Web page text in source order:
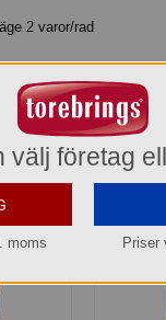
2 varor/rad
din sökning:
välj företag
moms Priser